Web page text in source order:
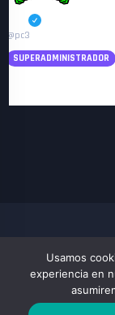
@pc3
SUPERADMINISTRADOR
Usamos
experiencia en